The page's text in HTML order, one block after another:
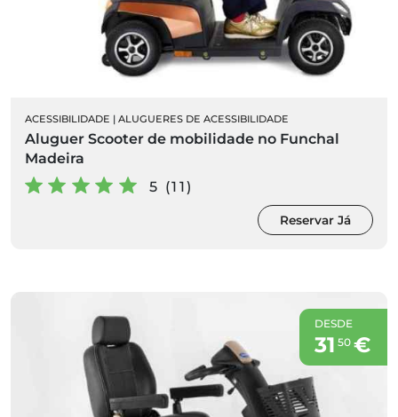
ACESSIBILIDADE | ALUGUERES DE ACESSIBILIDADE
Aluguer Scooter de mobilidade no Funchal
Madeira
5 (11)
Reservar Já
DESDE
31 50€